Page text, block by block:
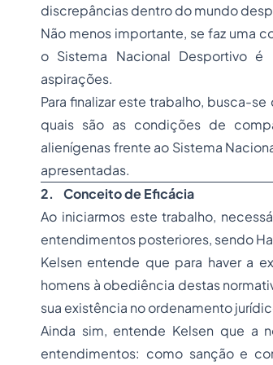
discrepâncias dentro do mundo
Não menos importante, se faz uma
o Sistema Nacional Desportivo
aspirações.
Para finalizar este trabalho, busca-
quais são as condições de
alienígenas frente ao Sistema
apresentadas.
2. Conceito de Eficácia
Ao iniciarmos este trabalho,
entendimentos posteriores, sendo
Kelsen entende que para haver a
homens à obediência destas
sua existência no ordenamento
Ainda sim, entende Kelsen que a
entendimentos: como sanção e